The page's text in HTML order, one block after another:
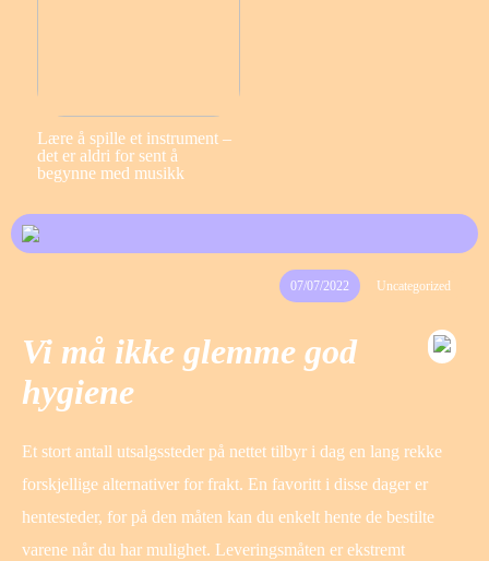
Lære å spille et instrument –
det er aldri for sent å
begynne med musikk
07/07/2022 Uncategorized
Vi må ikke glemme god
hygiene
Et stort antall utsalgssteder på nettet tilbyr i dag en lang rekke
forskjellige alternativer for frakt. En favoritt i disse dager er
hentesteder, for på den måten kan du enkelt hente de bestilte
varene når du har mulighet. Leveringsmåten er ekstremt